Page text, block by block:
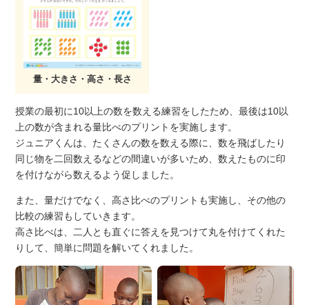
量・大きさ・高さ・長さ
授業の最初に10以上の数を数える練習をしたため、最後は10以
上の数が含まれる量比べのプリントを実施します。
ジュニアくんは、たくさんの数を数える際に、数を飛ばしたり
同じ物を二回数えるなどの間違いが多いため、数えたものに印
を付けながら数えるよう促しました。
また、量だけでなく、高さ比べのプリントも実施し、その他の
比較の練習もしていきます。
高さ比べは、二人とも直ぐに答えを見つけて丸を付けてくれた
りして、簡単に問題を解いてくれました。